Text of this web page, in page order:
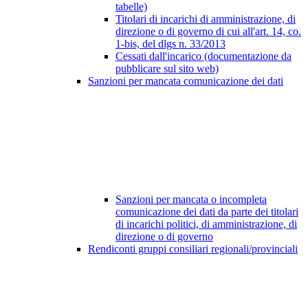
tabelle)
Titolari di incarichi di amministrazione, di
direzione o di governo di cui all'art. 14, co.
1-bis, del dlgs n. 33/2013
Cessati dall'incarico (documentazione da
pubblicare sul sito web)
Sanzioni per mancata comunicazione dei dati
Sanzioni per mancata o incompleta
comunicazione dei dati da parte dei titolari
di incarichi politici, di amministrazione, di
direzione o di governo
Rendiconti gruppi consiliari regionali/provinciali